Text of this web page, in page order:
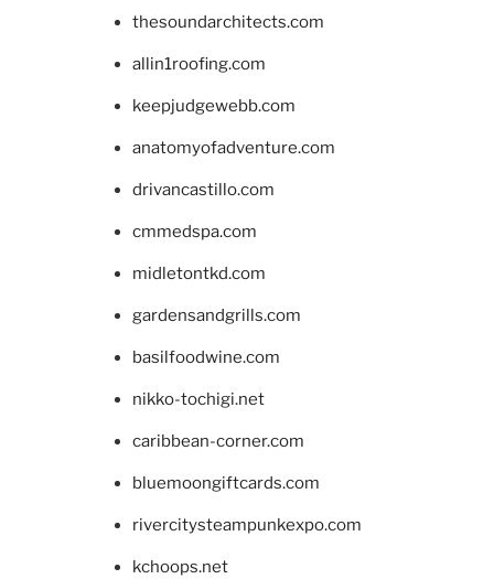
thesoundarchitects.com
allin1roofing.com
keepjudgewebb.com
anatomyofadventure.com
drivancastillo.com
cmmedspa.com
midletontkd.com
gardensandgrills.com
basilfoodwine.com
nikko-tochigi.net
caribbean-corner.com
bluemoongiftcards.com
rivercitysteampunkexpo.com
kchoops.net